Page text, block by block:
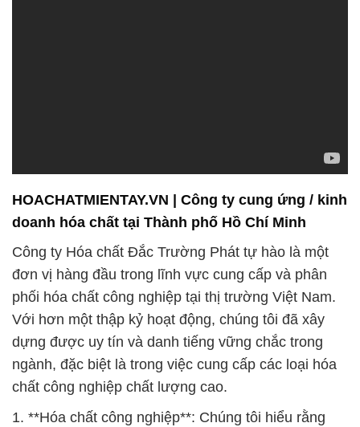
HOACHATMIENTAY.VN | Công ty cung ứng / kinh
doanh hóa chất tại Thành phố Hồ Chí Minh
Công ty Hóa chất Đắc Trường Phát tự hào là một
đơn vị hàng đầu trong lĩnh vực cung cấp và phân
phối hóa chất công nghiệp tại thị trường Việt Nam.
Với hơn một thập kỷ hoạt động, chúng tôi đã xây
dựng được uy tín và danh tiếng vững chắc trong
ngành, đặc biệt là trong việc cung cấp các loại hóa
chất công nghiệp chất lượng cao.
1. **Hóa chất công nghiệp**: Chúng tôi hiểu rằng